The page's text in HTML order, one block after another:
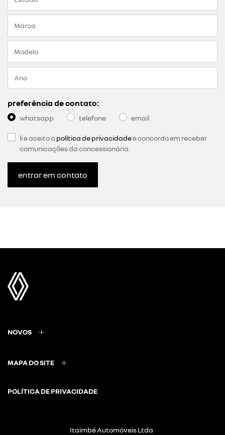
preferência de contato:
whatsapp telefone email
li e aceito a política de privacidadee concordo em receber
comunicações da concessionária.
entrar em contato
NOVOS
MAPA DO SITE
POLÍTICA DE PRIVACIDADE
Itaimbé Automóveis Ltda